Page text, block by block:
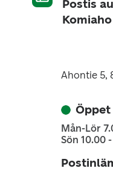
Postis
Komiaho
Ahontie 5,
Mån-Lör
Sön 10.00